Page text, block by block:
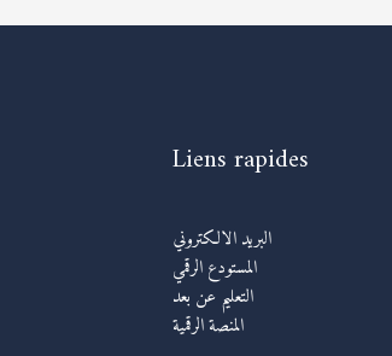
Liens rapides
البريد الالكتروني
المستودع الرقمي
التعليم عن بعد
المنصة الرقمية